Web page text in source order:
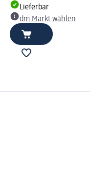
Lieferbar
dm Markt wählen